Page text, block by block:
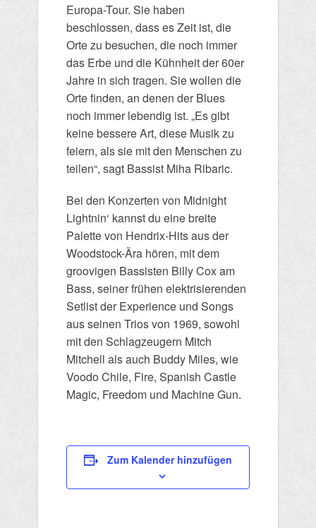
Europa-Tour. Sie haben
beschlossen, dass es Zeit ist, die
Orte zu besuchen, die noch immer
das Erbe und die Kühnheit der 60er
Jahre in sich tragen. Sie wollen die
Orte finden, an denen der Blues
noch immer lebendig ist. „Es gibt
keine bessere Art, diese Musik zu
feiern, als sie mit den Menschen zu
teilen“, sagt Bassist Miha Ribaric.
Bei den Konzerten von Midnight
Lightnin‘ kannst du eine breite
Palette von Hendrix-Hits aus der
Woodstock-Ära hören, mit dem
groovigen Bassisten Billy Cox am
Bass, seiner frühen elektrisierenden
Setlist der Experience und Songs
aus seinen Trios von 1969, sowohl
mit den Schlagzeugern Mitch
Mitchell als auch Buddy Miles, wie
Voodo Chile, Fire, Spanish Castle
Magic, Freedom und Machine Gun.
Zum Kalender hinzufügen